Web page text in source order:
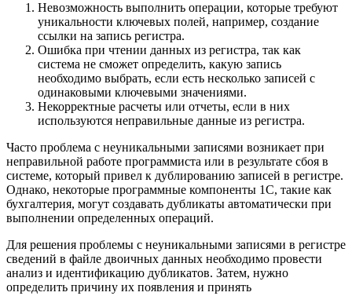
Невозможность выполнить операции, которые требуют
уникальности ключевых полей, например, создание
ссылки на запись регистра.
Ошибка при чтении данных из регистра, так как
система не сможет определить, какую запись
необходимо выбрать, если есть несколько записей с
одинаковыми ключевыми значениями.
Некорректные расчеты или отчеты, если в них
используются неправильные данные из регистра.
Часто проблема с неуникальными записями возникает при
неправильной работе программиста или в результате сбоя в
системе, который привел к дублированию записей в регистре.
Однако, некоторые программные компоненты 1С, такие как
бухгалтерия, могут создавать дубликаты автоматически при
выполнении определенных операций.
Для решения проблемы с неуникальными записями в регистре
сведений в файле двоичных данных необходимо провести
анализ и идентификацию дубликатов. Затем, нужно
определить причину их появления и принять